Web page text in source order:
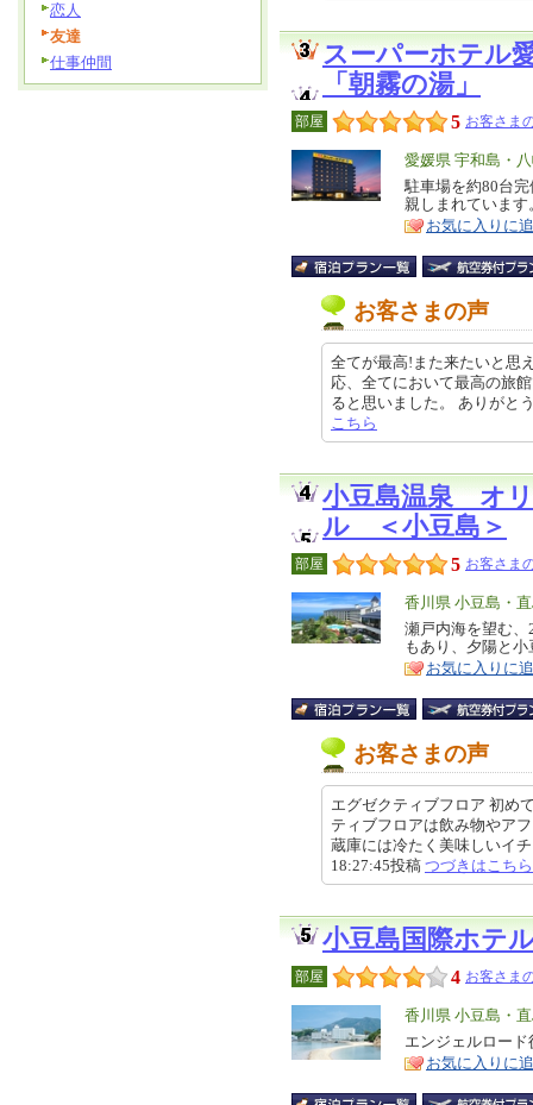
スーパーホテル
「朝霧の湯」
部屋 5 お客さま
エ
リ
ア
愛媛県 宇和島・
特
徴
駐車場を約80台
親しまれていま
お気に入りに
お客さまの声
全てが最高!また来たいと思
応、全てにおいて最高の旅
ると思いました。 ありが
こちら
小豆島温泉 オ
ル ＜小豆島＞
部屋 5 お客さま
エ
リ
ア
香川県 小豆島・
特
徴
瀬戸内海を望む
もあり、夕陽と
お気に入りに
お客さまの声
エグゼクティブフロア 初め
ティブフロアは飲み物やア
蔵庫には冷たく美味しいイ
18:27:45投稿 つづきはこちら
小豆島国際ホテ
部屋 4 お客さま
エ
リ
ア
香川県 小豆島・
特
徴
エンジェルロー
お気に入りに
恋人
友達
仕事仲間